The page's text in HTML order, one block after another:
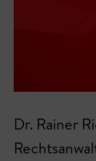
Dr. Rainer